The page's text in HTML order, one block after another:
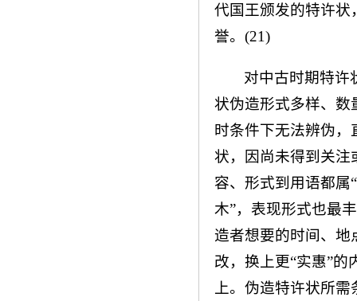
代国王颁发的特许状
誉。(21)
对中古时期特许
状伪造形式多样、数
时条件下无法辨伪
状，因尚未得到关注
容、形式到用语都属
木”，表现形式也最
造者想要的时间、地
改，换上更“实惠”
上。伪造特许状所